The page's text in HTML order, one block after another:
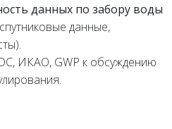
ь данных по забору воды
данные,
ИКАО, GWP к обсуждению